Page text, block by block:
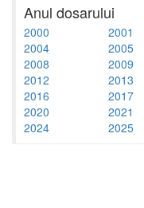
Anul dosarului
2000 2001
2004
2005
2008
2009
2012
2013
2016
2017
2020
2021
2024
2025